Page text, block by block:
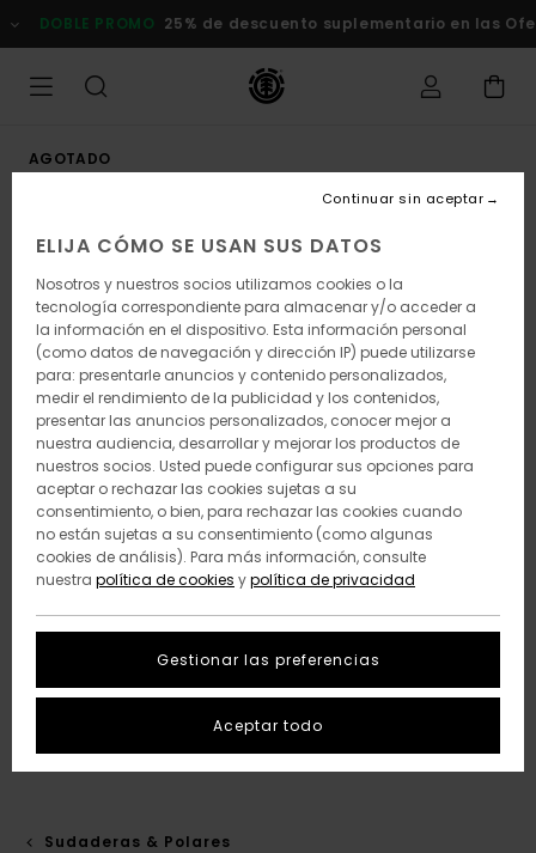
la
DOBLE PROMO 25% de descuento suplementario en las
AGOTADO
Sudaderas & Polares
ELIJA CÓMO SE USAN SUS DATOS
Nosotros y nuestros socios utilizamos cookies o la
tecnología correspondiente para almacenar y/o acceder a
la información en el dispositivo. Esta información personal
(como datos de navegación y dirección IP) puede utilizarse
para: presentarle anuncios y contenido personalizados,
medir el rendimiento de la publicidad y los contenidos,
presentar las anuncios personalizados, conocer mejor a
nuestra audiencia, desarrollar y mejorar los productos de
nuestros socios. Usted puede configurar sus opciones para
aceptar o rechazar las cookies sujetas a su
consentimiento, o bien, para rechazar las cookies cuando
no están sujetas a su consentimiento (como algunas
cookies de análisis). Para más información, consulte
nuestra política de cookies ypolítica de privacidad
Gestionar las preferencias
Continuar sin aceptar
Aceptar todo